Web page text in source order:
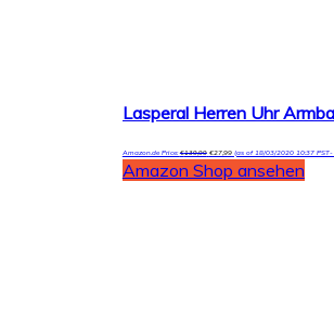
Amazon.de Price:€139,99 €27,99(as of 18/03/2020 10:37 PST-
Amazon Shop ansehen